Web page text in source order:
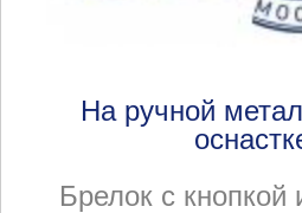
На ручной
Брелок с кнопкой